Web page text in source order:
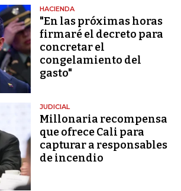
HACIENDA
"En las próximas horas
firmaré el decreto para
concretar el
congelamiento del
gasto"
JUDICIAL
Millonaria recompensa
que ofrece Cali para
capturar a responsables
de incendio